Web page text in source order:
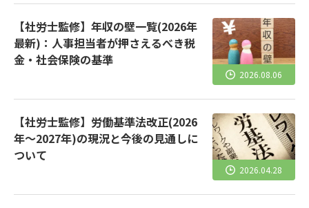
【社労士監修】年収の壁一覧(2026年
最新)：人事担当者が押さえるべき税
金・社会保険の基準
2026.08.06
【社労士監修】労働基準法改正(2026
年～2027年)の現況と今後の見通しに
ついて
2026.04.28